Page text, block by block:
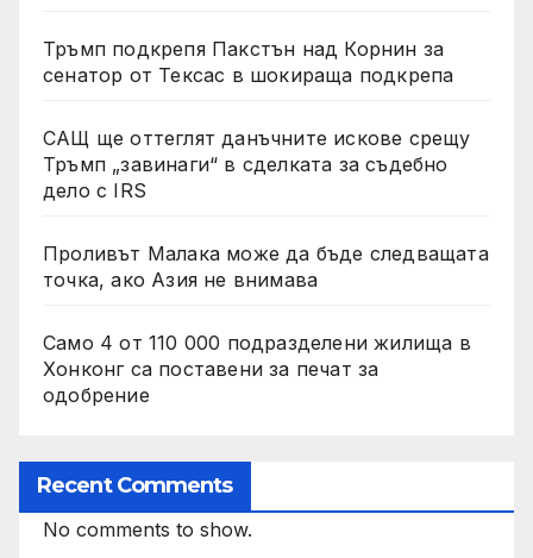
Тръмп подкрепя Пакстън над Корнин за
сенатор от Тексас в шокираща подкрепа
САЩ ще оттеглят данъчните искове срещу
Тръмп „завинаги“ в сделката за съдебно
дело с IRS
Проливът Малака може да бъде следващата
точка, ако Азия не внимава
Само 4 от 110 000 подразделени жилища в
Хонконг са поставени за печат за
одобрение
Recent Comments
No comments to show.